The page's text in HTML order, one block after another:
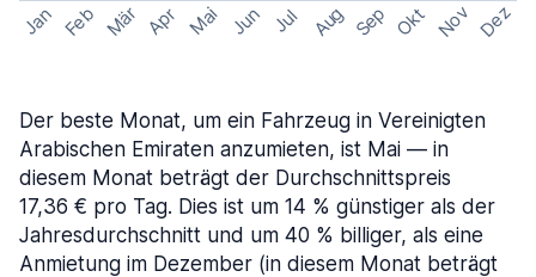
Jan Feb Mär Apr Mai Jun Jul Aug Sep Okt Nov Dez
Der beste Monat, um ein Fahrzeug in Vereinigten
Arabischen Emiraten anzumieten, ist Mai — in
diesem Monat beträgt der Durchschnittspreis
17,36 € pro Tag. Dies ist um 14 % günstiger als der
Jahresdurchschnitt und um 40 % billiger, als eine
Anmietung im Dezember (in diesem Monat beträgt